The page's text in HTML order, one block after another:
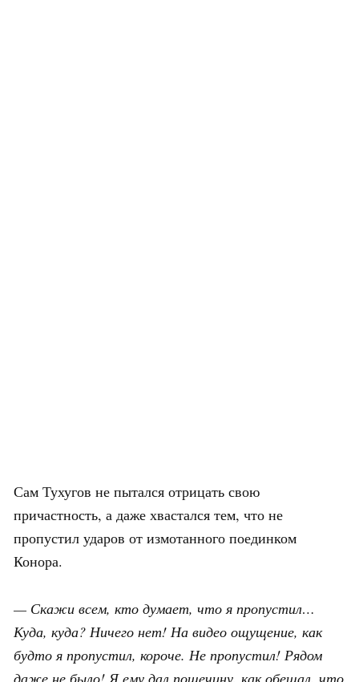
Сам Тухугов не пытался отрицать свою
причастность, а даже хвастался тем, что не
пропустил ударов от измотанного поединком
Конора.
— Скажи всем, кто думает, что я пропустил…
Куда, куда? Ничего нет! На видео ощущение, как
будто я пропустил, короче. Не пропустил! Рядом
даже не было! Я ему дал пощечину, как обещал, что